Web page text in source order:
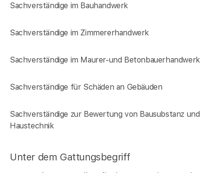
Sachverständige im Bauhandwerk
Sachverständige im Zimmererhandwerk
Sachverständige im Maurer-und Betonbauerhandwerk
Sachverständige für Schäden an Gebäuden
Sachverständige zur Bewertung von Bausubstanz und
Haustechnik
Unter dem Gattungsbegriff